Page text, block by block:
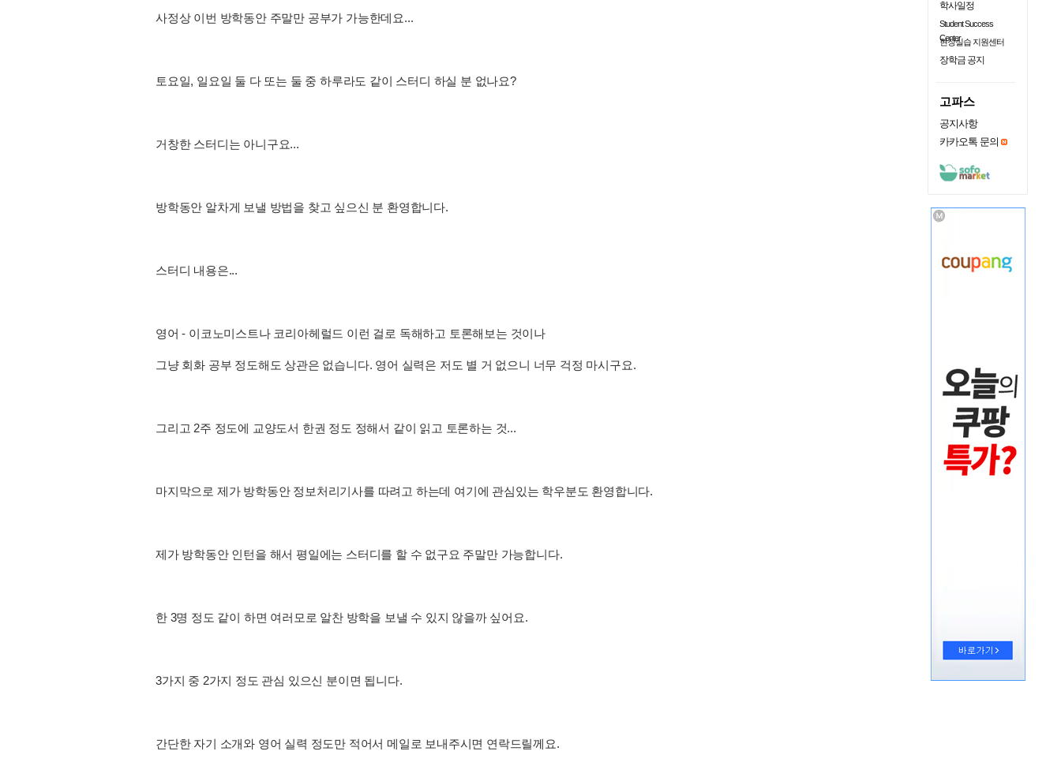
사정상 이번 방학동안 주말만 공부가 가능한데요...
토요일, 일요일 둘 다 또는 둘 중 하루라도 같이 스터디 하실 분 없나요?
거창한 스터디는 아니구요...
방학동안 알차게 보낼 방법을 찾고 싶으신 분 환영합니다.
스터디 내용은...
영어 - 이코노미스트나 코리아헤럴드 이런 걸로 독해하고 토론해보는 것이나
그냥 회화 공부 정도해도 상관은 없습니다. 영어 실력은 저도 별 거 없으니 너무 걱정 마시구요.
그리고 2주 정도에 교양도서 한권 정도 정해서 같이 읽고 토론하는 것...
마지막으로 제가 방학동안 정보처리기사를 따려고 하는데 여기에 관심있는 학우분도 환영합니다.
제가 방학동안 인턴을 해서 평일에는 스터디를 할 수 없구요 주말만 가능합니다.
한 3명 정도 같이 하면 여러모로 알찬 방학을 보낼 수 있지 않을까 싶어요.
3가지 중 2가지 정도 관심 있으신 분이면 됩니다.
간단한 자기 소개와 영어 실력 정도만 적어서 메일로 보내주시면 연락드릴께요.
학사일정
Student Success
Center
현장실습 지원센터
장학금 공지
고파스
공지사항
카카오톡 문의